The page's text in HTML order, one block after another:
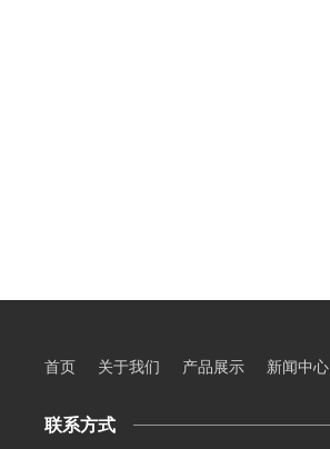
首页 关于我们 产品展示 新闻中心
联系方式